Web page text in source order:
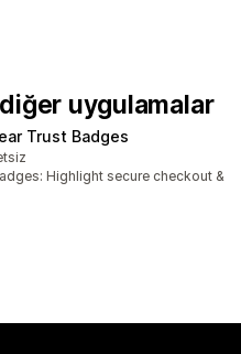
uygulamalar
Trust Badges
Highlight secure checkout &